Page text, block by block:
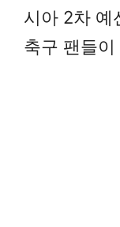
시아 2차 예
축구 팬들